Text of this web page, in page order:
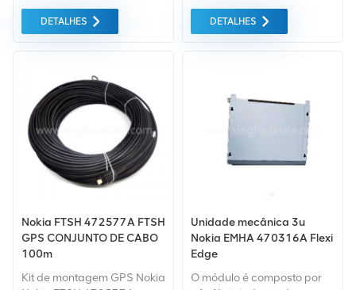
FS5 FS5C FS5B FS5A
DETALHES
óptica STM-64 de 1 canal
Transmissão óptica
DETALHES
Nokia FTSH 472577A FTSH
GPS CONJUNTO DE CABO
100m
Kit de montagem GPS Nokia
Unidade mecânica 3u
Nokia EMHA 470316A Flexi
Edge
O módulo é composto por